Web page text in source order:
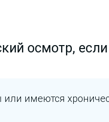
осмотр,
имеются